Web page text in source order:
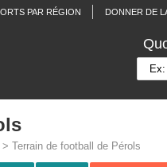
PAR RÉGION DONNER DE
> Terrain de football de Pérols